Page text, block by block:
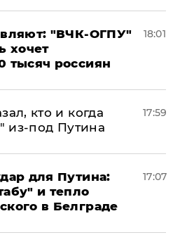
"ВЧК-ОГПУ"
хочет
тысяч россиян
18:01
кто и когда
из-под Путина
17:59
для Путина:
и тепло
в Белграде
17:07